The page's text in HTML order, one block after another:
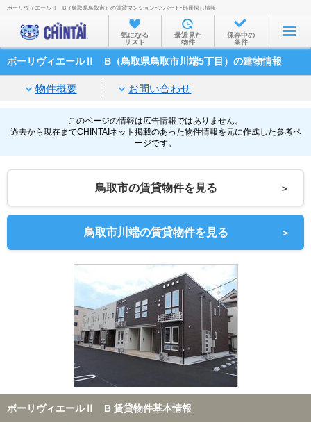
お部屋を探す
沿線・駅から
家賃相場から
通勤通学時間から
物件特集から
不動産会社から
TOP
ボーリヴィエールⅡ B（鳥取県鳥取市）の賃貸マンション･アパート･部屋探し情報
気になる
リスト
最近見た
物件
保存中の
条件
ボーリヴィエールⅡ B（鳥取県鳥取市川端5丁目）の建物情報
物件概要 お問い合わせ
このページの情報は広告情報ではありません。
過去から現在までCHINTAIネット掲載のあった物件情報を元に作成した参考ペ
ージです。
鳥取市の賃貸物件を見る ＞
鳥取市川端の賃貸物件を見る ＞
ボーリヴィエールⅡ B 賃貸物件基本情報